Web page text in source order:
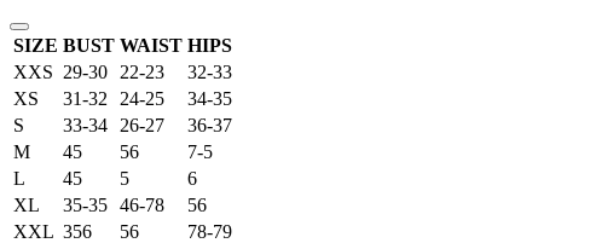
SIZE BUST WAIST HIPS
XXS 29-30 22-23
32-33
XS
31-32 24-25
34-35
S
33-34 26-27
36-37
M
45 56
7-5
L
45 5
6
XL
35-35 46-78
56
XXL 356 56 78-79